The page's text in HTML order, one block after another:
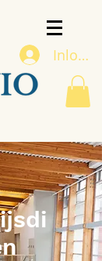
Inloggen